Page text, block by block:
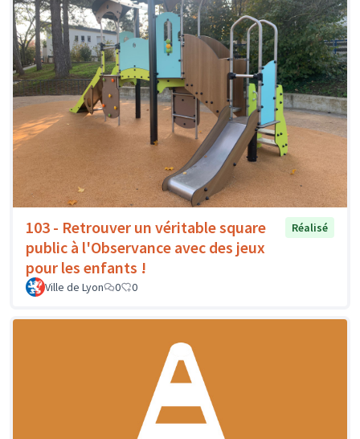
103 - Retrouver un véritable square
public à l'Observance avec des jeux
pour les enfants !
Réalisé
Ville de Lyon 0 0